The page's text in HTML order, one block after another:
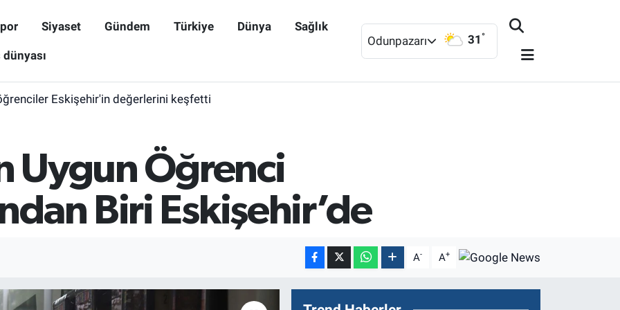
Siyaset Gündem Türkiye Dünya Sağlık
Odunpazarı 31 °
Eskişehir'in değerlerini keşfetti
Uygun Öğrenci
Biri Eskişehir’de
A- A+